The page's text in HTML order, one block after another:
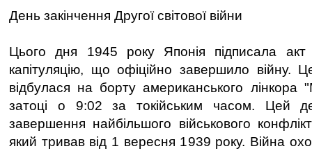
День закінчення Другої світової війни
Цього дня 1945 року Японія підписала акт
капітуляцію, що офіційно завершило війну.
відбулася на борту американського лінкора
затоці о 9:02 за токійським часом. Цей
завершення найбільшого військового
який тривав від 1 вересня 1939 року. Війна